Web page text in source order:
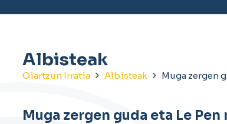
Albisteak
Oiartzun Irratia Albisteak Muga zergen
Muga zergen guda eta Le